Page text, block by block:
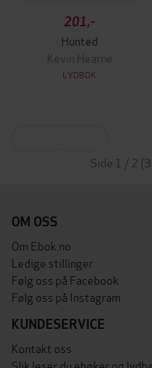
201,-
Hunted
Kevin Hearne
LYDBOK
Side 1 / 2
OM OSS
Om Ebok.no
Ledige stillinger
Følg oss på Facebook
Følg oss på Instagram
KUNDESERVICE
Kontakt oss